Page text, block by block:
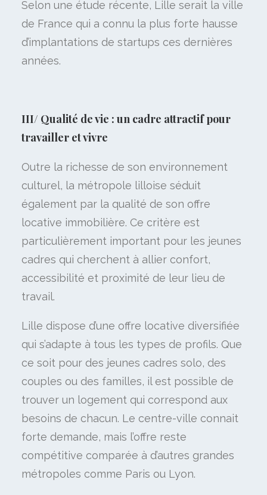
Selon une étude récente, Lille serait la ville
de France qui a connu la plus forte hausse
d’implantations de startups ces dernières
années.
III/ Qualité de vie : un cadre attractif pour
travailler et vivre
Outre la richesse de son environnement
culturel, la métropole lilloise séduit
également par la qualité de son offre
locative immobilière. Ce critère est
particulièrement important pour les jeunes
cadres qui cherchent à allier confort,
accessibilité et proximité de leur lieu de
travail.
Lille dispose d’une offre locative diversifiée
qui s’adapte à tous les types de profils. Que
ce soit pour des jeunes cadres solo, des
couples ou des familles, il est possible de
trouver un logement qui correspond aux
besoins de chacun. Le centre-ville connait
forte demande, mais l’offre reste
compétitive comparée à d’autres grandes
métropoles comme Paris ou Lyon.